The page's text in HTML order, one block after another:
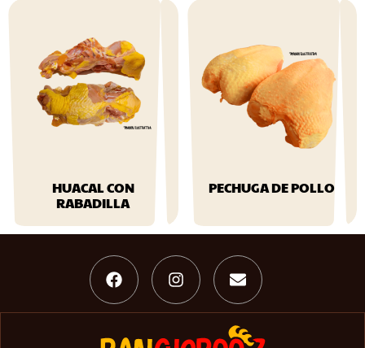
HUACAL CON
RABADILLA
PECHUGA DE POLLO